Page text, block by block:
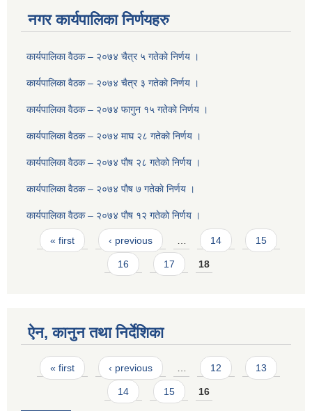
नगर कार्यपालिका निर्णयहरु
कार्यपालिका वैठक – २०७४ चैत्र ५ गतेकाे निर्णय ।
कार्यपालिका वैठक – २०७४ चैत्र ३ गतेकाे निर्णय ।
कार्यपालिका वैठक – २०७४ फागुन १५ गतेकाे निर्णय ।
कार्यपालिका वैठक – २०७४ माघ २८ गतेकाे निर्णय ।
कार्यपालिका वैठक – २०७४ पाैष २८ गतेकाे निर्णय ।
कार्यपालिका वैठक – २०७४ पाैष ७ गतेकाे निर्णय ।
कार्यपालिका वैठक – २०७४ पाैष १२ गतेकाे निर्णय ।
Pages
« first ‹ previous … 14 15
16 17 18
ऐन, कानुन तथा निर्देशिका
Pages
« first ‹ previous 12 13
14 15 16